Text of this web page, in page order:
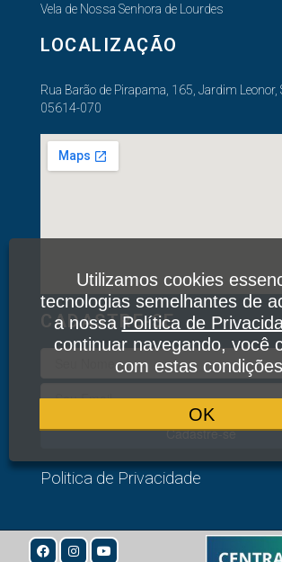
Vela de Nossa Senhora de Lourdes
LOCALIZAÇÃO
Rua Barão de Pirapama, 165, Jardim Leonor,
05614-070
CADASTRE-SE
Cadastre-se
Politica de Privacidade
© 2020 Todos os Direitos Reservados:
Utilizamos cookies
tecnologias semelhantes de
a nossaPolítica de
continuar navegando, você
com estas
OK